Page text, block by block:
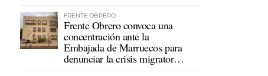
FRENTE OBRERO
Frente Obrero convoca una
concentración ante la
Embajada de Marruecos para
denunciar la crisis migratoria